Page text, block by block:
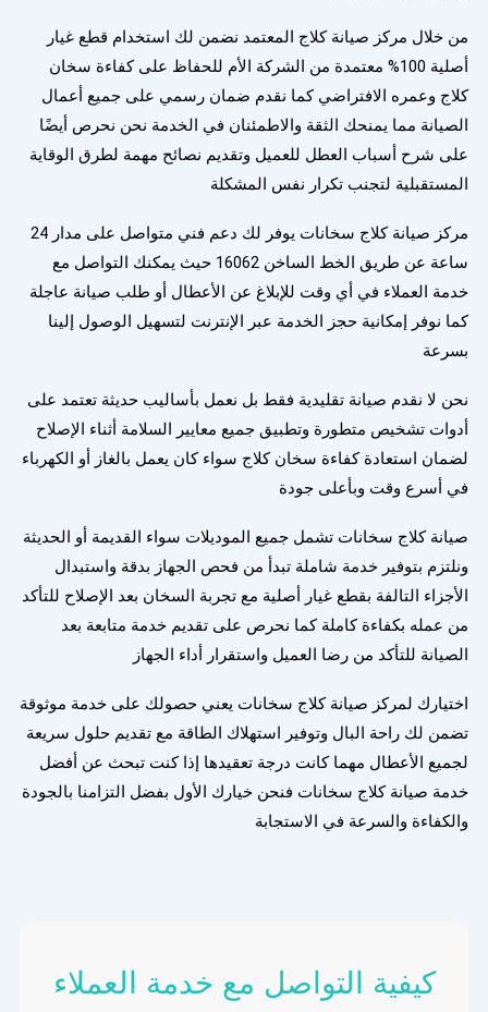
من خلال مركز صيانة كلاج المعتمد نضمن لك استخدام قطع غيار
أصلية 100% معتمدة من الشركة الأم للحفاظ على كفاءة سخان
كلاج وعمره الافتراضي كما نقدم ضمان رسمي على جميع أعمال
الصيانة مما يمنحك الثقة والاطمئنان في الخدمة نحن نحرص أيضًا
على شرح أسباب العطل للعميل وتقديم نصائح مهمة لطرق الوقاية
المستقبلية لتجنب تكرار نفس المشكلة
مركز صيانة كلاج سخانات يوفر لك دعم فني متواصل على مدار 24
ساعة عن طريق الخط الساخن 16062 حيث يمكنك التواصل مع
خدمة العملاء في أي وقت للإبلاغ عن الأعطال أو طلب صيانة عاجلة
كما نوفر إمكانية حجز الخدمة عبر الإنترنت لتسهيل الوصول إلينا
بسرعة
نحن لا نقدم صيانة تقليدية فقط بل نعمل بأساليب حديثة تعتمد على
أدوات تشخيص متطورة وتطبيق جميع معايير السلامة أثناء الإصلاح
لضمان استعادة كفاءة سخان كلاج سواء كان يعمل بالغاز أو الكهرباء
في أسرع وقت وبأعلى جودة
صيانة كلاج سخانات تشمل جميع الموديلات سواء القديمة أو الحديثة
ونلتزم بتوفير خدمة شاملة تبدأ من فحص الجهاز بدقة واستبدال
الأجزاء التالفة بقطع غيار أصلية مع تجربة السخان بعد الإصلاح للتأكد
من عمله بكفاءة كاملة كما نحرص على تقديم خدمة متابعة بعد
الصيانة للتأكد من رضا العميل واستقرار أداء الجهاز
اختيارك لمركز صيانة كلاج سخانات يعني حصولك على خدمة موثوقة
تضمن لك راحة البال وتوفير استهلاك الطاقة مع تقديم حلول سريعة
لجميع الأعطال مهما كانت درجة تعقيدها إذا كنت تبحث عن أفضل
خدمة صيانة كلاج سخانات فنحن خيارك الأول بفضل التزامنا بالجودة
والكفاءة والسرعة في الاستجابة
كيفية التواصل مع خدمة العملاء